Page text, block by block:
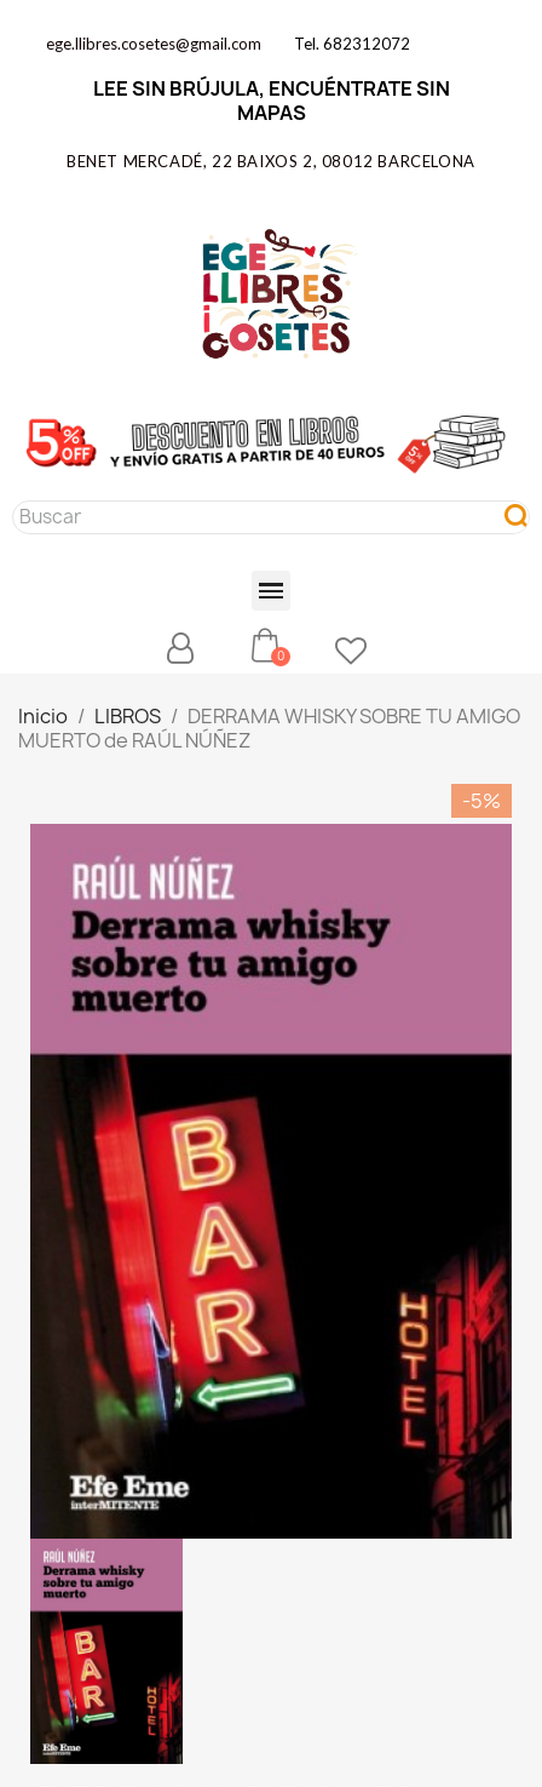
ege.llibres.cosetes@gmail.com Tel. 682312072
LEE SIN BRÚJULA, ENCUÉNTRATE SIN
MAPAS
BENET MERCADÉ, 22 BAIXOS 2, 08012 BARCELONA
Inicio LIBROS
DERRAMA WHISKY SOBRE TU AMIGO
MUERTO de RAÚL NÚÑEZ
-5%